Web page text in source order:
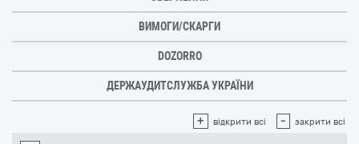
ВИМОГИ/СКАРГИ
DOZORRO
ДЕРЖАУДИТСЛУЖБА УКРАЇНИ
+ відкрити всі - закрити всі